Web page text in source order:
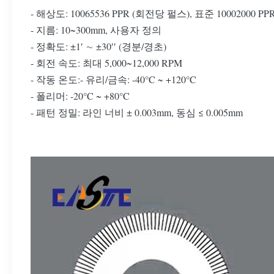
- 해상도: 10065536 PPR (회전당 펄스), 표준 10002000
- 지름: 10~300mm, 사용자 정의
- 정확도: ±1′ ∼ ±30′′ (경분/경초)
- 회전 속도: 최대 5,000~12,000 RPM
- 작동 온도:- 유리/금속: -40°C ~ +120°C
- 폴리머: -20°C ~ +80°C
- 패턴 정밀: 라인 너비 ± 0.003mm, 동심 ≤ 0.005mm